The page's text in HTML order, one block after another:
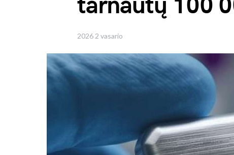
tarnautų 100
2026 2 vasario